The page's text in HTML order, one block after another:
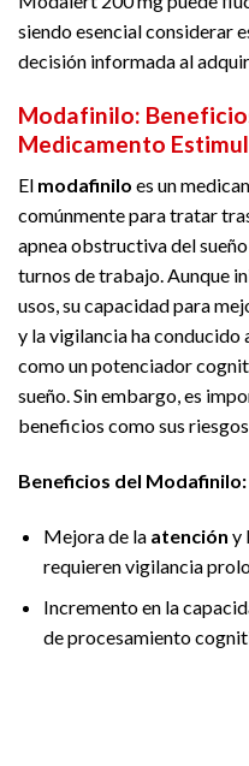
siendo esencial considerar
decisión informada al
Modafinilo:
Medicamento
El modafinilo es un
comúnmente para tratar
apnea obstructiva del
turnos de trabajo. Aunque
usos, su capacidad para
y la vigilancia ha conducido
como un potenciador
sueño. Sin embargo, es
beneficios como sus
Beneficios del Modafinilo:
Mejora de la atención y
requieren vigilancia
Incremento en la
de procesamiento